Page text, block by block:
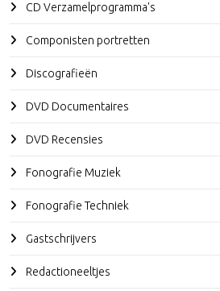
CD Verzamelprogramma's
Componisten portretten
Discografieën
DVD Documentaires
DVD Recensies
Fonografie Muziek
Fonografie Techniek
Gastschrijvers
Redactioneeltjes